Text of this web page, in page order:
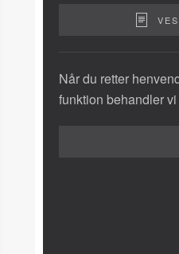
Når du retter
funktion behandler